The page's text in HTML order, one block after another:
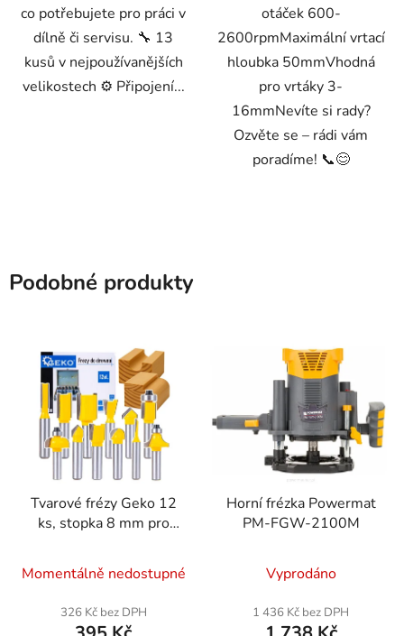
co potřebujete pro práci v
dílně či servisu. 🔧 13
kusů v nejpoužívanějších
velikostech ⚙️ Připojení...
otáček 600-
2600rpmMaximální vrtací
hloubka 50mmVhodná
pro vrtáky 3-
16mmNevíte si rady?
Ozvěte se – rádi vám
poradíme! 📞😊
Podobné produkty
Tvarové frézy Geko 12
ks, stopka 8 mm pro
Momentálně nedostupné
326 Kč bez DPH
Horní frézka Powermat
PM-FGW-2100M
Vyprodáno
1 436 Kč bez DPH